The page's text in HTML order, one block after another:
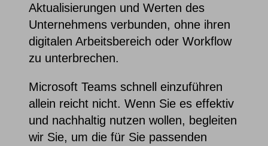
Aktualisierungen und Werten des
Unternehmens verbunden, ohne ihren
digitalen Arbeitsbereich oder Workflow
zu unterbrechen.
Microsoft Teamsschnell einzuführen
allein reicht nicht. Wenn Sie es effektiv
und nachhaltig nutzen wollen, begleiten
wir Sie, um die für Sie passenden